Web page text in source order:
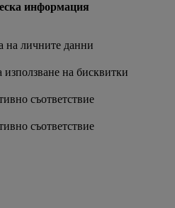
информация
на личните данни
използване на бисквитки
съответствие
съответствие